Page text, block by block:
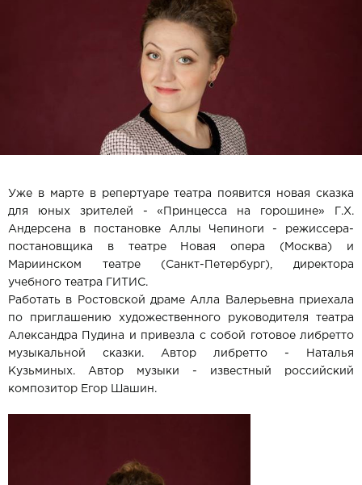
Уже в марте в репертуаре театра появится новая сказка
для юных зрителей - «Принцесса на горошине» Г.Х.
Андерсена в постановке Аллы Чепиноги - режиссера-
постановщика в театре Новая опера (Москва) и
Мариинском театре (Санкт-Петербург), директора
учебного театра ГИТИС.
Работать в Ростовской драме Алла Валерьевна приехала
по приглашению художественного руководителя театра
Александра Пудина и привезла с собой готовое либретто
музыкальной сказки. Автор либретто - Наталья
Кузьминых. Автор музыки - известный российский
композитор Егор Шашин.